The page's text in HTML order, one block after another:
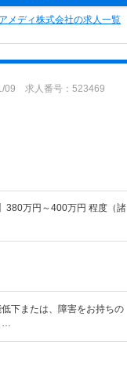
メディ株式会社の求人一覧
09 求人番号：523469
380万円～400万円 程度（諸
下または、障害をお持ちの
…